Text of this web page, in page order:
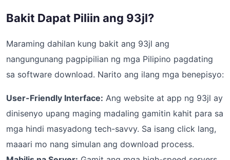
Bakit Dapat Piliin ang 93jl?
Maraming dahilan kung bakit ang 93jl ang
nangungunang pagpipilian ng mga Pilipino pagdating
sa software download. Narito ang ilang mga benepisyo:
User-Friendly Interface: Ang website at app ng 93jl ay
dinisenyo upang maging madaling gamitin kahit para sa
mga hindi masyadong tech-savvy. Sa isang click lang,
maaari mo nang simulan ang download process.